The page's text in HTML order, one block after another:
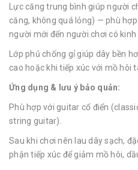
Lực căng trung bình giúp người
căng, không quá lỏng) — phù
người mới đến người chơi có kinh
Lớp phủ chống gỉ giúp dây bền
cao hoặc khi tiếp xúc với mồ hôi
Ứng dụng & lưu ý bảo quản:
Phù hợp với guitar cổ điển
string guitar).
Sau khi chơi nên lau dây sạch,
phận tiếp xúc để giảm mồ hôi,